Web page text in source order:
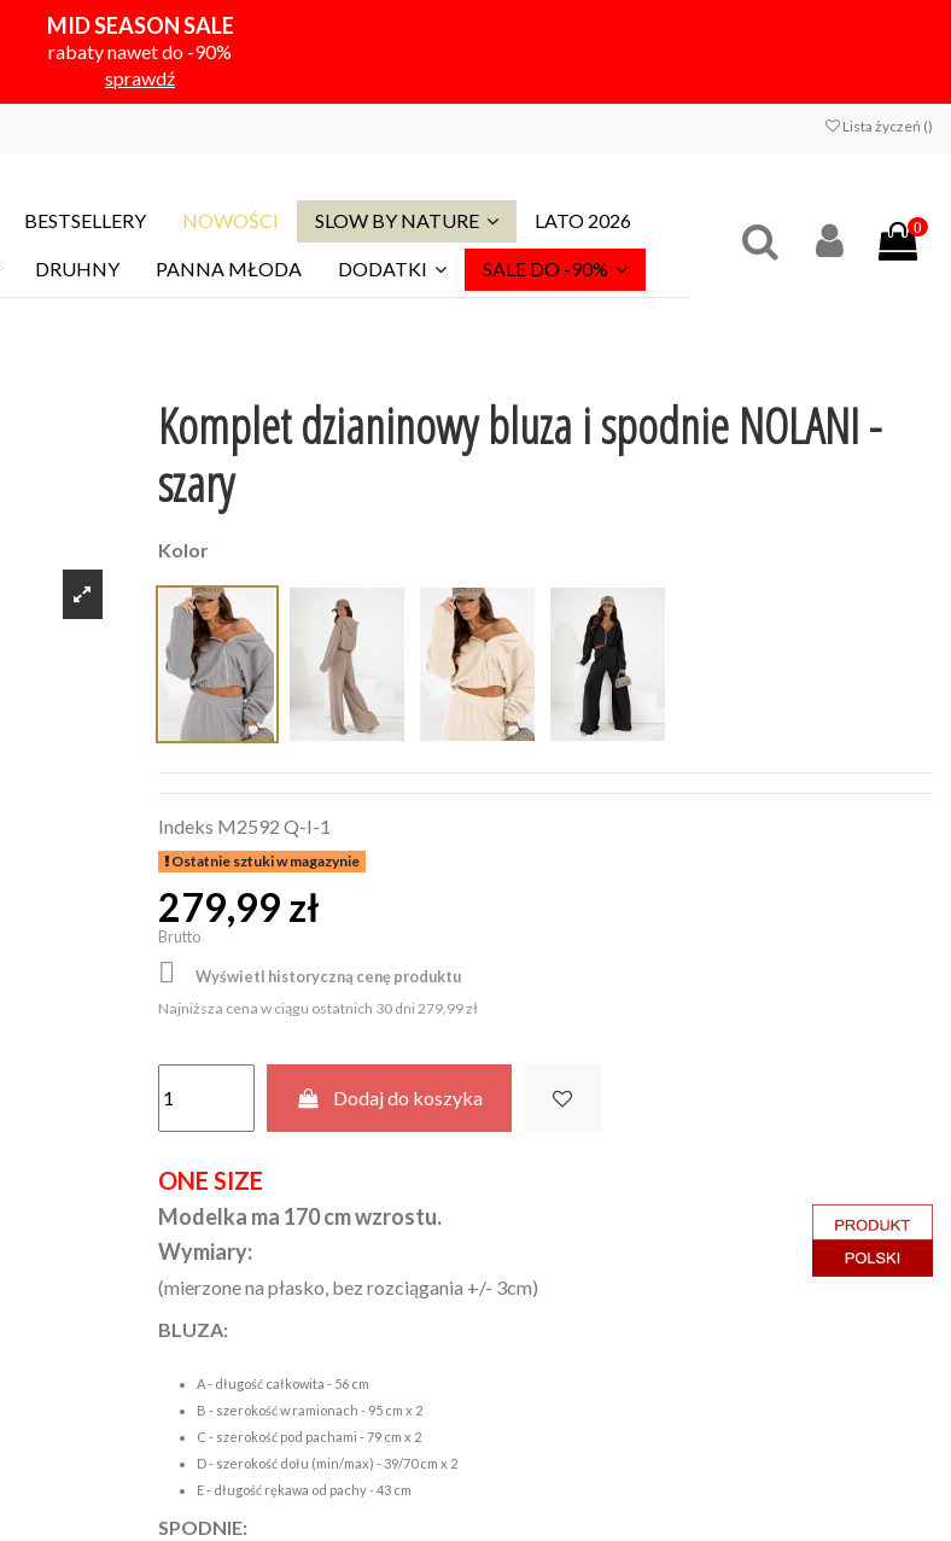
MID SEASON SALE
rabaty nawet do -90%
sprawdź
Lista życzeń ()
BESTSELLERY NOWOŚCI SLOW BY NATURE LATO 2026
DRUHNY PANNA MŁODA DODATKI SALE DO -90%
0
Komplet dzianinowy bluza i spodnie NOLANI -
szary
Kolor
Indeks M2592 Q-I-1
Ostatnie sztuki w magazynie
279,99 zł
Brutto
 Wyświetl historyczną cenę produktu
Najniższa cena w ciągu ostatnich 30 dni 279,99 zł
Dodaj do koszyka
ONE SIZE
Modelka ma 170 cm wzrostu.
Wymiary:
(mierzone na płasko, bez rozciągania +/- 3cm)
BLUZA:
A - długość całkowita - 56 cm
B - szerokość w ramionach - 95 cm x 2
C - szerokość pod pachami - 79 cm x 2
D - szerokość dołu (min/max) - 39/70 cm x 2
E - długość rękawa od pachy - 43 cm
SPODNIE: